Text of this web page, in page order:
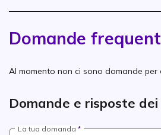
Domande
Al momento non ci sono domande
Domande e risposte
La tua domanda